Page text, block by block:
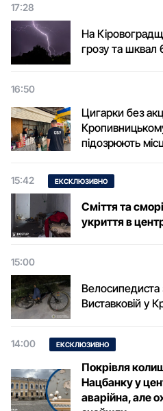
17:28
На
грозу та шквал
16:50
Цигарки без
підозрюють
15:42 ЕКСКЛЮЗИВНО
Сміття та
укриття в
15:00
Велосипедиста
Виставковій у
14:00 ЕКСКЛЮЗИВНО
Покрівля
Нацбанку у
аварійна, але